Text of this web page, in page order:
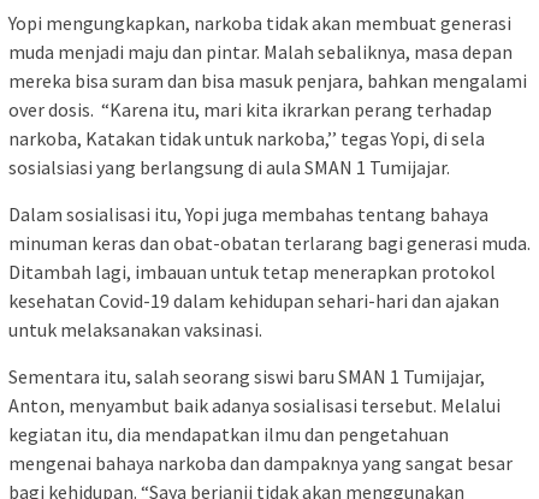
Yopi mengungkapkan, narkoba tidak akan membuat generasi
muda menjadi maju dan pintar. Malah sebaliknya, masa depan
mereka bisa suram dan bisa masuk penjara, bahkan mengalami
over dosis. “Karena itu, mari kita ikrarkan perang terhadap
narkoba, Katakan tidak untuk narkoba,’’ tegas Yopi, di sela
sosialsiasi yang berlangsung di aula SMAN 1 Tumijajar.
Dalam sosialisasi itu, Yopi juga membahas tentang bahaya
minuman keras dan obat-obatan terlarang bagi generasi muda.
Ditambah lagi, imbauan untuk tetap menerapkan protokol
kesehatan Covid-19 dalam kehidupan sehari-hari dan ajakan
untuk melaksanakan vaksinasi.
Sementara itu, salah seorang siswi baru SMAN 1 Tumijajar,
Anton, menyambut baik adanya sosialisasi tersebut. Melalui
kegiatan itu, dia mendapatkan ilmu dan pengetahuan
mengenai bahaya narkoba dan dampaknya yang sangat besar
bagi kehidupan. “Saya berjanji tidak akan menggunakan